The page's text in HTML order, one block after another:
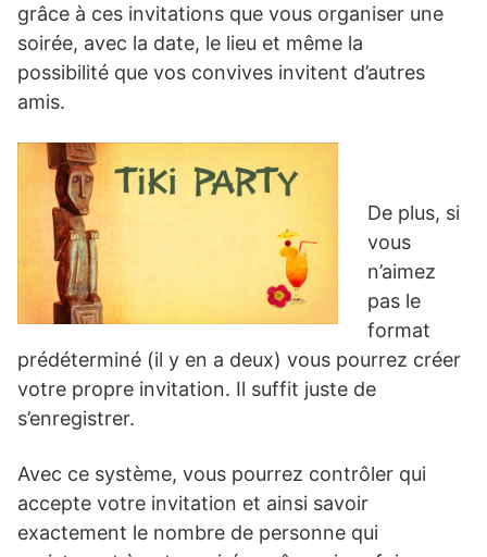
grâce à ces invitations que vous organiser une
soirée, avec la date, le lieu et même la
possibilité que vos convives invitent d’autres
amis.
De plus, si
vous
n’aimez
pas le
format
prédéterminé (il y en a deux) vous pourrez créer
votre propre invitation. Il suffit juste de
s’enregistrer.
Avec ce système, vous pourrez contrôler qui
accepte votre invitation et ainsi savoir
exactement le nombre de personne qui